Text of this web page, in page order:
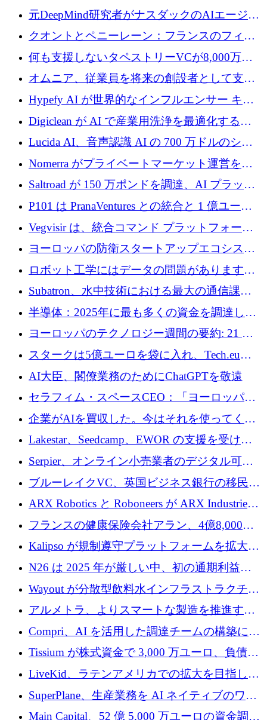
8,500万ドルの株式公開買い付けを実施
元DeepMind研究者がナスダックのAIエージェ
ントを拡張するためにCreandumの資金調達で
記録を獲得
クオントとペニーレーン：フランスのフィン
テックの友人と敵
何も支援しないタペストリーVCが8,000万ド
ルの資金を調達、ロンドン事務所を開設
オムニア、従業員を将来の創設者として支援
するために Firedrop でファンドを立ち上げる
Hypefy AI が世界的なインフルエンサー キャ
ンペーンを自動化するためにシリーズ A で
720 万ドルを調達
Digiclean が AI で産業用洗浄を最適化するた
めに 250 万ユーロを調達
Lucida AI、音声認識 AI の 700 万ドルのシー
ドラウンドを終了
Nomerra がプライベートマーケット運営を自
動化するために 200 万ドルを調達
Saltroad が 150 万ポンドを調達、AI プラット
フォーム Ogma を買収して子ども向け言語療
法を拡大
P101 は PranaVentures との統合と 1 億ユーロ
のファンドによりシード投資に拡大
Vegvisir は、統合コマンド プラットフォーム
を通じて関連する無人システムを接続するた
めの資金を調達します
ヨーロッパの防衛スタートアップエコシステ
ムとなったハッカソン
ロボット工学にはデータの問題があります。
Macrodata Labs はそれを解決したいと考えて
Subatron、水中技術における最大の通信課題
の 1 つに取り組むために 16 万 2,000 ユーロを
確保
半導体：2025年に最も多くの資金を調達した
10社
ヨーロッパのテクノロジー週間の要約: 21 億
ユーロの取引と Tech.eu Funding Explorer
スタークは5億ユーロを袋に入れ、Tech.eu
Funding Explorerの立ち上げ、そしてルクセン
ブルクの大きな野望
AI大臣、閣僚業務のためにChatGPTを敬遠
セラフィム・スペースCEO：「ヨーロッパは
追いつきつつある」
企業がAIを買収した。今はそれを使ってくれ
る人々が必要です
Lakestar、Seedcamp、EWOR の支援を受け、
SE3 が自律システム用の空間 AI プラットフォ
ームを発表
Serpier、オンライン小売業者のデジタル可視
性向上を支援するために 140 万ユーロを調達
ブルーレイクVC、英国ビジネス銀行の移民主
導スタートアップ支援で初のファンド獲得に
ARX Robotics と Roboneers が ARX Industries
を設立し、無人地上車両の生産を拡大
フランスの健康保険会社アラン、4億8,000万
ユーロの資金調達ラウンドで合意
Kalipso が規制遵守プラットフォームを拡大す
るために 320 万ドルを調達
N26 は 2025 年が厳しい中、初の通期利益を
達成
Wayout が分散型飲料水インフラストラクチャ
プラットフォームを拡張するために 242 万ユ
ーロを調達
アルメトラ、よりスマートな製造を推進する
ためにシリーズ A で 1,630 万ユーロを確保
Compri、AI を活用した調達チームの構築に
320 万ユーロを確保
Tissium が株式資金で 3,000 万ユーロ、負債で
3,000 万ユーロを調達
LiveKid、ラテンアメリカでの拡大を目指して
Aldea を買収
SuperPlane、生産業務を AI ネイティブのワー
クフロー層に変えるために 260 万ドルを確保
Main Capital、52 億 5,000 万ユーロの資金調達